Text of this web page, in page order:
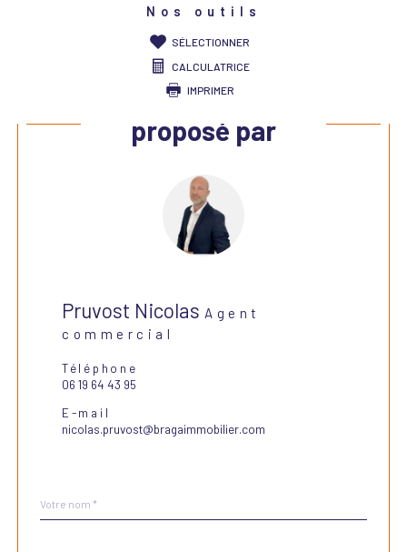
Nos outils
SÉLECTIONNER
CALCULATRICE
IMPRIMER
Ce bien vous est
proposé par
Pruvost Nicolas Agent
commercial
Téléphone
06 19 64 43 95
E-mail
nicolas.pruvost@bragaimmobilier.com
par
*